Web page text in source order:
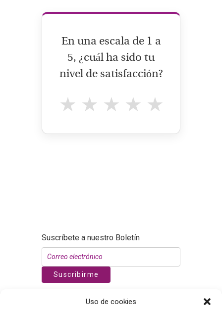
Uso de cookies
En una escala de 1 a
5, ¿cuál ha sido tu
nivel de satisfacción?
★
★
★
★
★
Suscríbete a nuestro Boletín
Suscribirme
Nuñez de Balboa 119, 1º dcha. CP 28006.